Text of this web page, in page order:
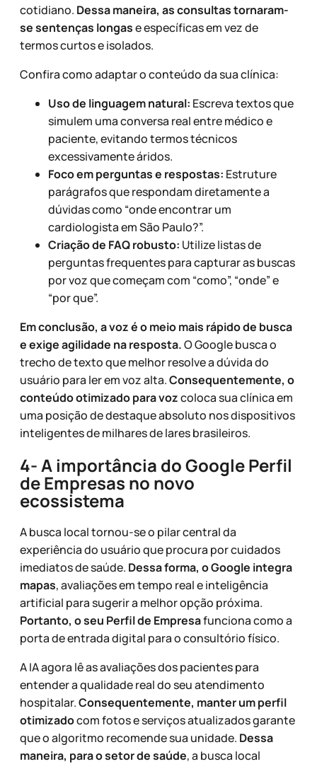
cotidiano. Dessa maneira, as consultas tornaram-
se sentenças longase específicas em vez de
termos curtos e isolados.
Confira como adaptar o conteúdo da sua clínica:
Uso de linguagem natural: Escreva textos que
simulem uma conversa real entre médico e
paciente, evitando termos técnicos
excessivamente áridos.
Foco em perguntas e respostas: Estruture
parágrafos que respondam diretamente a
dúvidas como “onde encontrar um
cardiologista em São Paulo?”.
Criação de FAQ robusto: Utilize listas de
perguntas frequentes para capturar as buscas
por voz que começam com “como”, “onde” e
“por que”.
Em conclusão, a voz é o meio mais rápido de busca
e exige agilidade na resposta.O Google busca o
trecho de texto que melhor resolve a dúvida do
usuário para ler em voz alta.Consequentemente, o
conteúdo otimizado para vozcoloca sua clínica em
uma posição de destaque absoluto nos dispositivos
inteligentes de milhares de lares brasileiros.
4- A importância do Google Perfil
de Empresas no novo
ecossistema
A busca local tornou-se o pilar central da
experiência do usuário que procura por cuidados
imediatos de saúde. Dessa forma, o Google integra
mapas, avaliações em tempo real e inteligência
artificial para sugerir a melhor opção próxima.
Portanto, o seu Perfil de Empresafunciona como a
porta de entrada digital para o consultório físico.
A IA agora lê as avaliações dos pacientes para
entender a qualidade real do seu atendimento
hospitalar.Consequentemente, manter um perfil
otimizadocom fotos e serviços atualizados garante
que o algoritmo recomende sua unidade. Dessa
maneira, para o setor de saúde, a busca local